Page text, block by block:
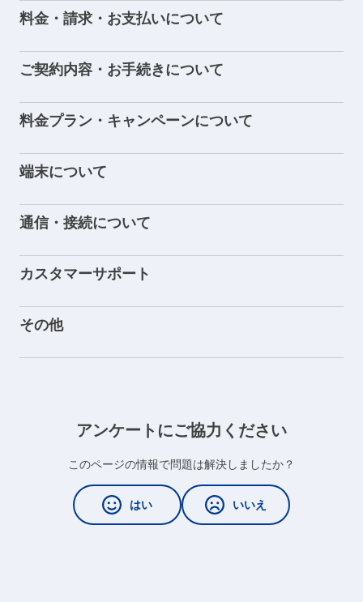
料金・請求・お支払いについて
ご契約内容・お手続きについて
料金プラン・キャンペーンについて
端末について
通信・接続について
カスタマーサポート
その他
アンケートにご協力ください
このページの情報で問題は解決しましたか？
はい いいえ